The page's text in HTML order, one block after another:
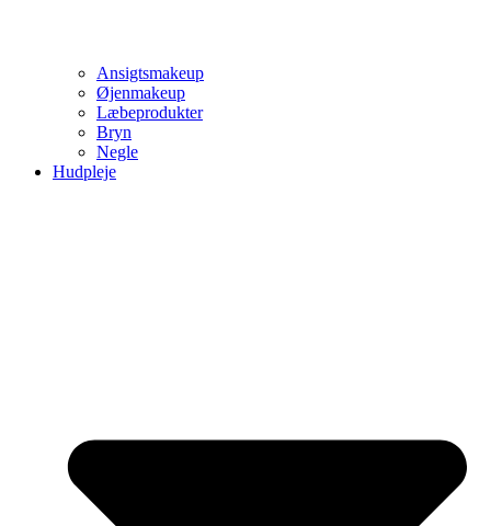
Ansigtsmakeup
Øjenmakeup
Læbeprodukter
Bryn
Negle
Hudpleje